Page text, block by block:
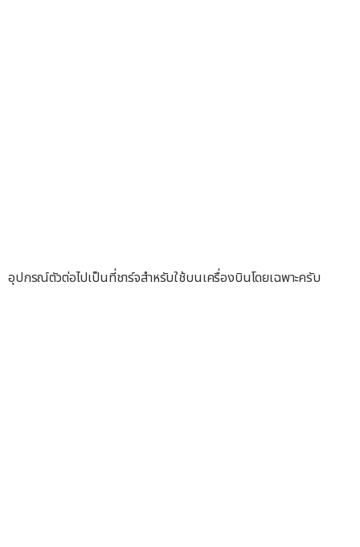
อุปกรณ์ตัวต่อไปเป็นที่ชาร์จสำหรับใช้บนเครื่องบินโดยเฉพาะครับ